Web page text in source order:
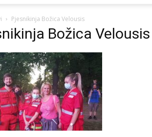
Pjesnikinja Božica Velousis
Božica Velousis